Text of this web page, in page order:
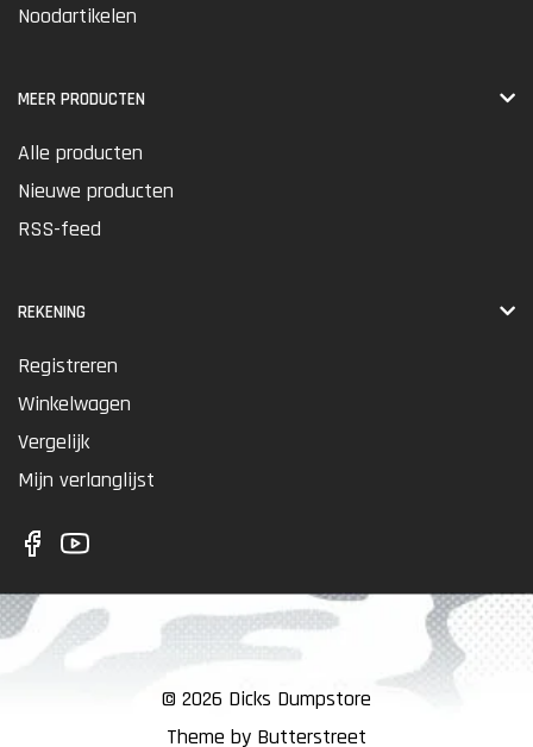
Noodartikelen
MEER PRODUCTEN
Alle producten
Nieuwe producten
RSS-feed
REKENING
Registreren
Winkelwagen
Vergelijk
Mijn verlanglijst
© 2026 Dicks Dumpstore
Theme by Butterstreet